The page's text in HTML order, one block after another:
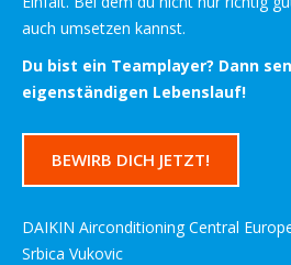
auch umsetzen kannst.
Du bist ein Teamplayer? Dann
eigenständigen Lebenslauf!
BEWIRB DICH JETZT!
DAIKIN Airconditioning Central
Srbica Vukovic